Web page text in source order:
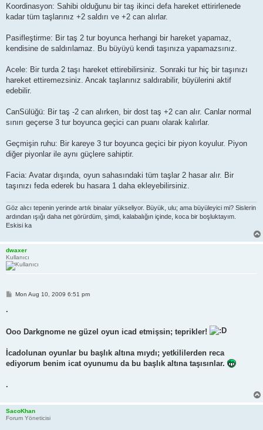
Koordinasyon: Sahibi olduğunu bir taş ikinci defa hareket ettirirlenede
kadar tüm taşlarınız +2 saldırı ve +2 can alırlar.
Pasifleştirme: Bir taş 2 tur boyunca herhangi bir hareket yapamaz,
kendisine de saldırılamaz. Bu büyüyü kendi taşınıza yapamazsınız.
Acele: Bir turda 2 taşı hareket ettirebilirsiniz. Sonraki tur hiç bir taşınızı
hareket ettiremezsiniz. Ancak taşlarınız saldırabilir, büyülerini aktif
edebilir.
CanSülüğü: Bir taş -2 can alırken, bir dost taş +2 can alır. Canlar normal
sınırı geçerse 3 tur boyunca geçici can puanı olarak kalırlar.
Geçmişin ruhu: Bir kareye 3 tur boyunca geçici bir piyon koyulur. Piyon
diğer piyonlar ile aynı güçlere sahiptir.
Facia: Avatar dışında, oyun sahasındaki tüm taşlar 2 hasar alır. Bir
taşınızı feda ederek bu hasara 1 daha ekleyebilirsiniz.
Göz alıcı tepenin yerinde artık binalar yükseliyor. Büyük, ulu; ama büyüleyici mi? Sislerin
ardından ışığı daha net görürdüm, şimdi, kalabalığın içinde, koca bir boşluktayım.
Eskisi ka
dwaxer
Kullanıcı
PMon Aug 10, 2009 6:51 pm
.
Ooo Darkgnome ne güzel oyun icad etmişsin; teprikler!
İcadolunan oyunlar bu başlık altına mıydı; yetkililerden reca
ediyorum benim icat oyunumu da bu başlık altına taşısınlar.
.
SacoKhan
Forum Yöneticisi